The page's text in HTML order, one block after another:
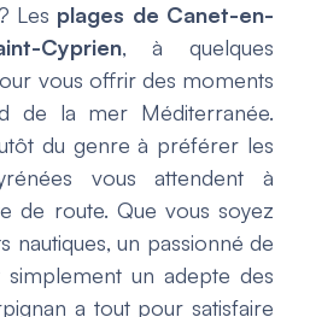
Les plages de Canet-en-
Cyprien, à quelques
vous offrir des moments
de la mer Méditerranée.
du genre à préférer les
vous attendent à
de route. Que vous soyez
nautiques, un passionné de
un adepte des
a tout pour satisfaire